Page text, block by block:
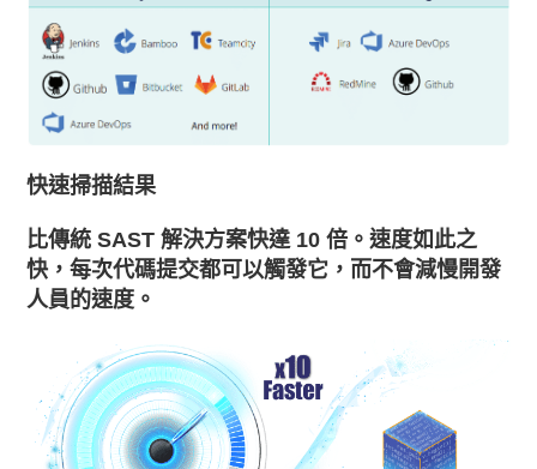
快速掃描結果
比傳統 SAST 解決方案快達 10 倍。速度如此之
快，每次代碼提交都可以觸發它，而不會減慢開發
人員的速度。